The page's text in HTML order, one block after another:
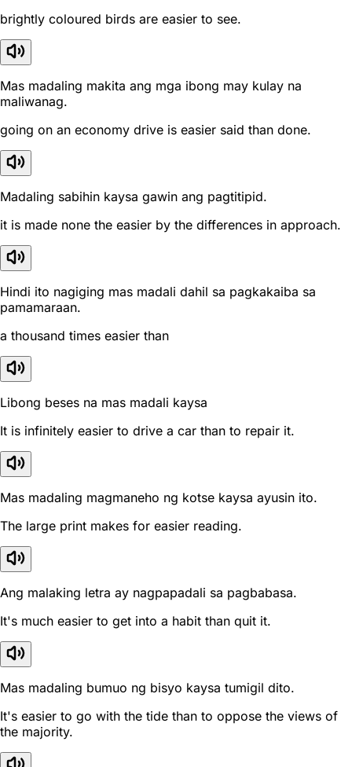
brightly coloured birds are easier to see.
Mas madaling makita ang mga ibong may kulay na
maliwanag.
going on an economy drive is easier said than done.
Madaling sabihin kaysa gawin ang pagtitipid.
it is made none the easier by the differences in approach.
Hindi ito nagiging mas madali dahil sa pagkakaiba sa
pamamaraan.
a thousand times easier than
Libong beses na mas madali kaysa
It is infinitely easier to drive a car than to repair it.
Mas madaling magmaneho ng kotse kaysa ayusin ito.
The large print makes for easier reading.
Ang malaking letra ay nagpapadali sa pagbabasa.
It's much easier to get into a habit than quit it.
Mas madaling bumuo ng bisyo kaysa tumigil dito.
It's easier to go with the tide than to oppose the views of
the majority.